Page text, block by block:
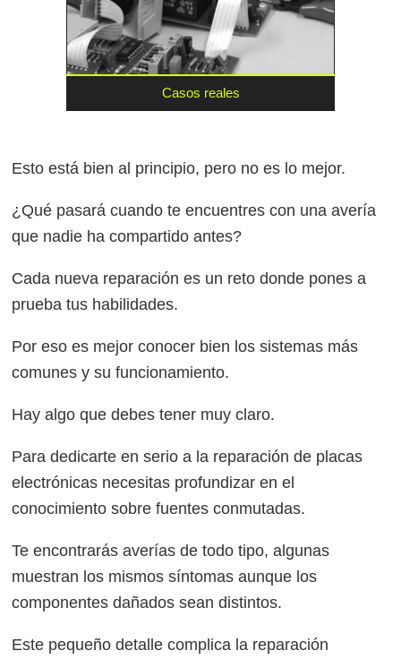
Casos reales
Esto está bien al principio, pero no es lo mejor.
¿Qué pasará cuando te encuentres con una avería
que nadie ha compartido antes?
Cada nueva reparación es un reto donde pones a
prueba tus habilidades.
Por eso es mejor conocer bien los sistemas más
comunes y su funcionamiento.
Hay algo que debes tener muy claro.
Para dedicarte en serio a la reparación de placas
electrónicas necesitas profundizar en el
conocimiento sobre fuentes conmutadas.
Te encontrarás averías de todo tipo, algunas
muestran los mismos síntomas aunque los
componentes dañados sean distintos.
Este pequeño detalle complica la reparación